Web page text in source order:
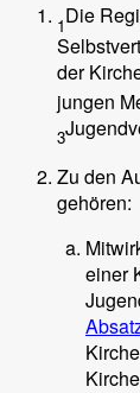
1Die
der
jungen
3
Zu den
gehören:
einer